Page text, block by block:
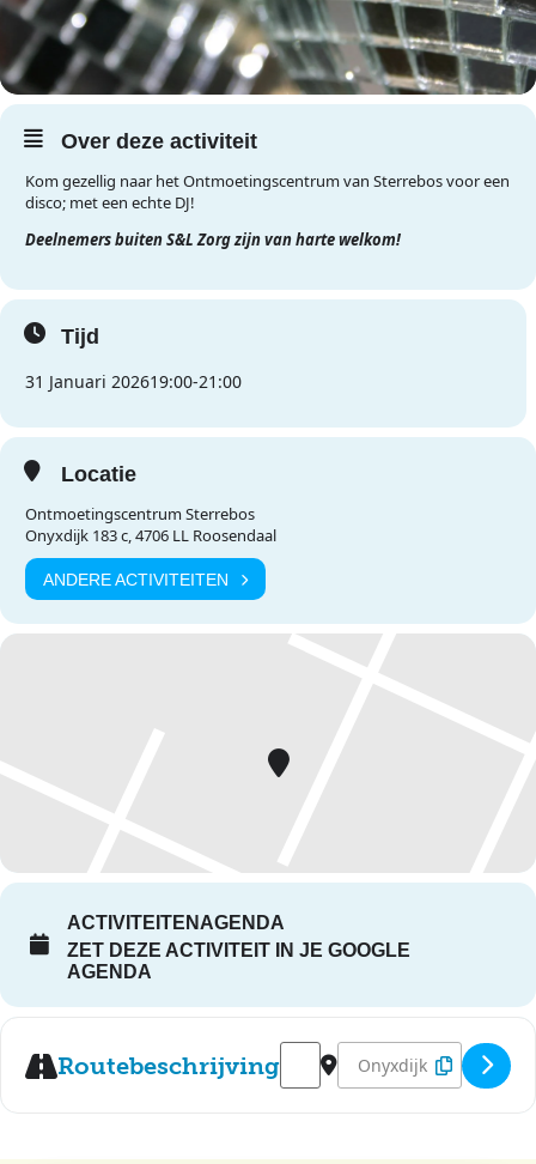
Over deze activiteit
Kom gezellig naar het Ontmoetingscentrum van Sterrebos voor een
disco; met een echte DJ!
Deelnemers buiten S&L Zorg zijn van harte welkom!
Tijd
31 Januari 202619:00-21:00
Locatie
Ontmoetingscentrum Sterrebos
Onyxdijk 183 c, 4706 LL Roosendaal
ANDERE ACTIVITEITEN
ACTIVITEITENAGENDA
ZET DEZE ACTIVITEIT IN JE GOOGLE
AGENDA
Routebeschrijving
Address - Disco - Sterrebos
Destination Address -